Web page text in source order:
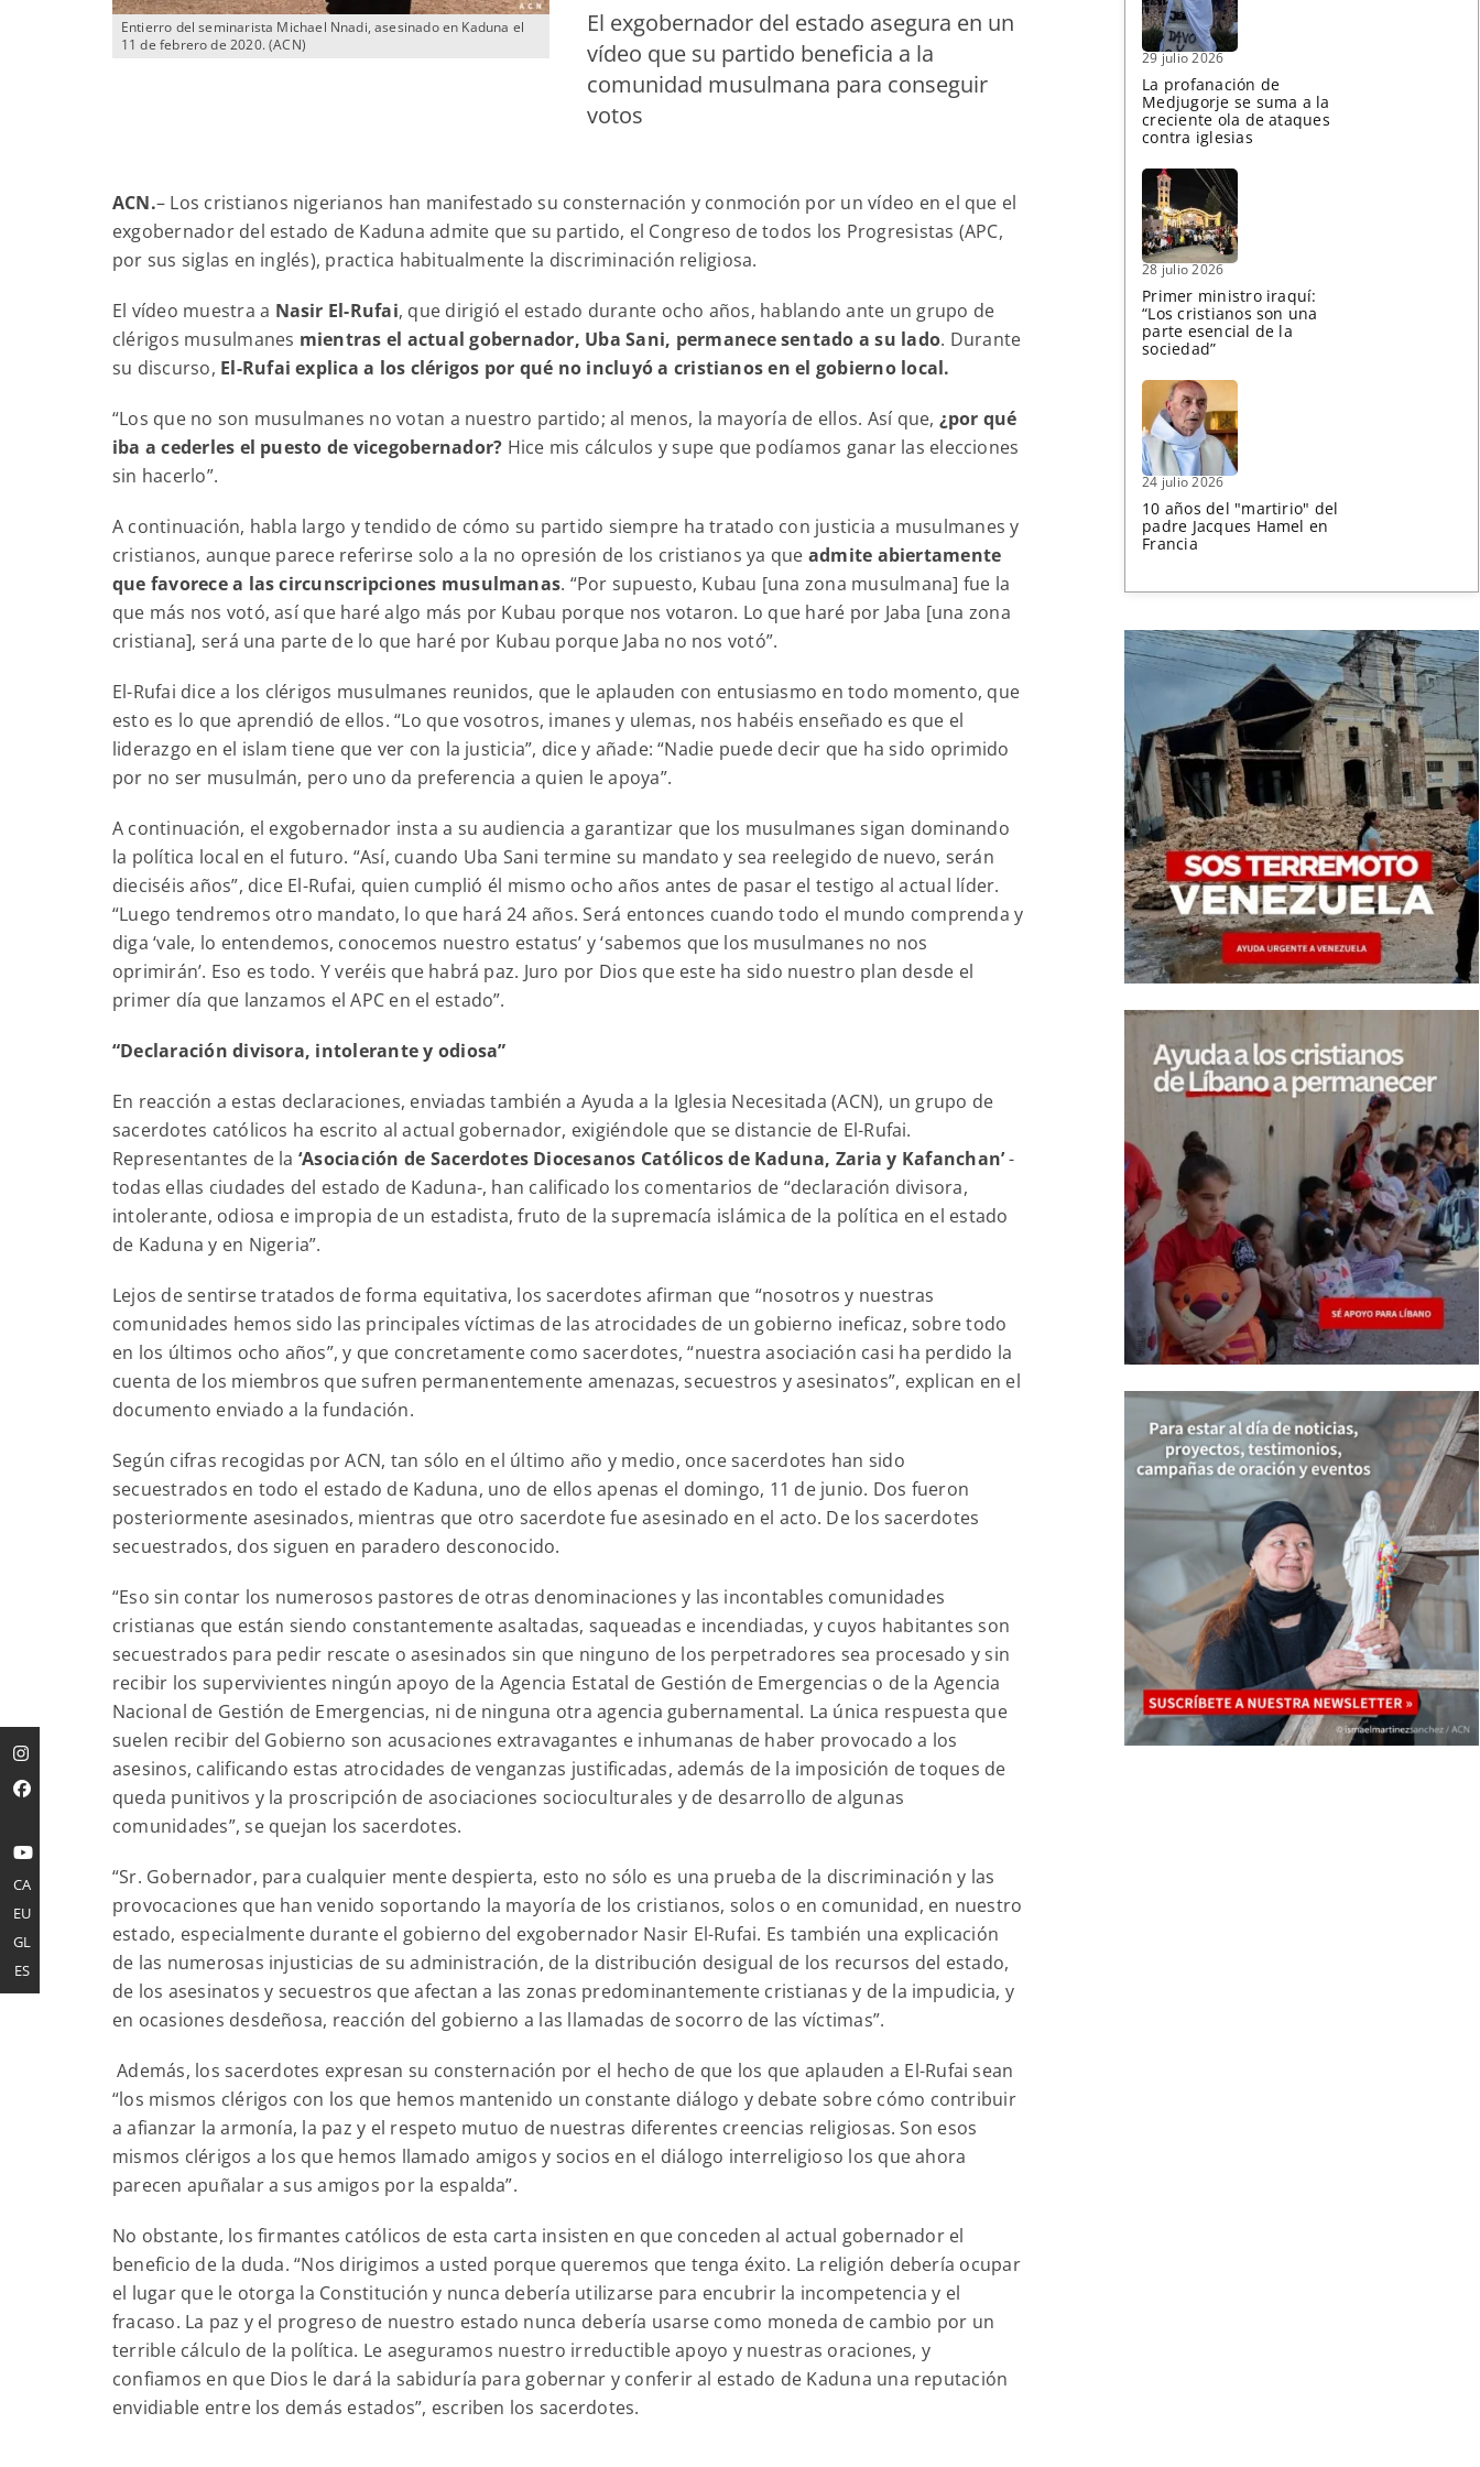
Entierro del seminarista Michael Nnadi, asesinado en Kaduna el
11 de febrero de 2020. (ACN)
El exgobernador del estado asegura en un
vídeo que su partido beneficia a la
comunidad musulmana para conseguir
votos
ACN.– Los cristianos nigerianos han manifestado su consternación y conmoción por un vídeo en el que el
exgobernador del estado de Kaduna admite que su partido, el Congreso de todos los Progresistas (APC,
por sus siglas en inglés), practica habitualmente la discriminación religiosa.
El vídeo muestra a Nasir El-Rufai, que dirigió el estado durante ocho años, hablando ante un grupo de
clérigos musulmanes mientras el actual gobernador, Uba Sani, permanece sentado a su lado. Durante
su discurso, El-Rufai explica a los clérigos por qué no incluyó a cristianos en el gobierno local.
“Los que no son musulmanes no votan a nuestro partido; al menos, la mayoría de ellos. Así que, ¿por qué
iba a cederles el puesto de vicegobernador? Hice mis cálculos y supe que podíamos ganar las elecciones
sin hacerlo”.
A continuación, habla largo y tendido de cómo su partido siempre ha tratado con justicia a musulmanes y
cristianos, aunque parece referirse solo a la no opresión de los cristianos ya que admite abiertamente
que favorece a las circunscripciones musulmanas. “Por supuesto, Kubau [una zona musulmana] fue la
que más nos votó, así que haré algo más por Kubau porque nos votaron. Lo que haré por Jaba [una zona
cristiana], será una parte de lo que haré por Kubau porque Jaba no nos votó”.
El-Rufai dice a los clérigos musulmanes reunidos, que le aplauden con entusiasmo en todo momento, que
esto es lo que aprendió de ellos. “Lo que vosotros, imanes y ulemas, nos habéis enseñado es que el
liderazgo en el islam tiene que ver con la justicia”, dice y añade: “Nadie puede decir que ha sido oprimido
por no ser musulmán, pero uno da preferencia a quien le apoya”.
A continuación, el exgobernador insta a su audiencia a garantizar que los musulmanes sigan dominando
la política local en el futuro. “Así, cuando Uba Sani termine su mandato y sea reelegido de nuevo, serán
dieciséis años”, dice El-Rufai, quien cumplió él mismo ocho años antes de pasar el testigo al actual líder.
“Luego tendremos otro mandato, lo que hará 24 años. Será entonces cuando todo el mundo comprenda y
diga ‘vale, lo entendemos, conocemos nuestro estatus’ y ‘sabemos que los musulmanes no nos
oprimirán’. Eso es todo. Y veréis que habrá paz. Juro por Dios que este ha sido nuestro plan desde el
primer día que lanzamos el APC en el estado”.
“Declaración divisora, intolerante y odiosa”
En reacción a estas declaraciones, enviadas también a Ayuda a la Iglesia Necesitada (ACN), un grupo de
sacerdotes católicos ha escrito al actual gobernador, exigiéndole que se distancie de El-Rufai.
Representantes de la ‘Asociación de Sacerdotes Diocesanos Católicos de Kaduna, Zaria y Kafanchan’-
todas ellas ciudades del estado de Kaduna-, han calificado los comentarios de “declaración divisora,
intolerante, odiosa e impropia de un estadista, fruto de la supremacía islámica de la política en el estado
de Kaduna y en Nigeria”.
Lejos de sentirse tratados de forma equitativa, los sacerdotes afirman que “nosotros y nuestras
comunidades hemos sido las principales víctimas de las atrocidades de un gobierno ineficaz, sobre todo
en los últimos ocho años”, y que concretamente como sacerdotes, “nuestra asociación casi ha perdido la
cuenta de los miembros que sufren permanentemente amenazas, secuestros y asesinatos”, explican en el
documento enviado a la fundación.
Según cifras recogidas por ACN, tan sólo en el último año y medio, once sacerdotes han sido
secuestrados en todo el estado de Kaduna, uno de ellos apenas el domingo, 11 de junio. Dos fueron
posteriormente asesinados, mientras que otro sacerdote fue asesinado en el acto. De los sacerdotes
secuestrados, dos siguen en paradero desconocido.
“Eso sin contar los numerosos pastores de otras denominaciones y las incontables comunidades
cristianas que están siendo constantemente asaltadas, saqueadas e incendiadas, y cuyos habitantes son
secuestrados para pedir rescate o asesinados sin que ninguno de los perpetradores sea procesado y sin
recibir los supervivientes ningún apoyo de la Agencia Estatal de Gestión de Emergencias o de la Agencia
Nacional de Gestión de Emergencias, ni de ninguna otra agencia gubernamental. La única respuesta que
suelen recibir del Gobierno son acusaciones extravagantes e inhumanas de haber provocado a los
asesinos, calificando estas atrocidades de venganzas justificadas, además de la imposición de toques de
queda punitivos y la proscripción de asociaciones socioculturales y de desarrollo de algunas
comunidades”, se quejan los sacerdotes.
“Sr. Gobernador, para cualquier mente despierta, esto no sólo es una prueba de la discriminación y las
provocaciones que han venido soportando la mayoría de los cristianos, solos o en comunidad, en nuestro
estado, especialmente durante el gobierno del exgobernador Nasir El-Rufai. Es también una explicación
de las numerosas injusticias de su administración, de la distribución desigual de los recursos del estado,
de los asesinatos y secuestros que afectan a las zonas predominantemente cristianas y de la impudicia, y
en ocasiones desdeñosa, reacción del gobierno a las llamadas de socorro de las víctimas”.
Además, los sacerdotes expresan su consternación por el hecho de que los que aplauden a El-Rufai sean
“los mismos clérigos con los que hemos mantenido un constante diálogo y debate sobre cómo contribuir
a afianzar la armonía, la paz y el respeto mutuo de nuestras diferentes creencias religiosas. Son esos
mismos clérigos a los que hemos llamado amigos y socios en el diálogo interreligioso los que ahora
parecen apuñalar a sus amigos por la espalda”.
No obstante, los firmantes católicos de esta carta insisten en que conceden al actual gobernador el
beneficio de la duda. “Nos dirigimos a usted porque queremos que tenga éxito. La religión debería ocupar
el lugar que le otorga la Constitución y nunca debería utilizarse para encubrir la incompetencia y el
fracaso. La paz y el progreso de nuestro estado nunca debería usarse como moneda de cambio por un
terrible cálculo de la política. Le aseguramos nuestro irreductible apoyo y nuestras oraciones, y
confiamos en que Dios le dará la sabiduría para gobernar y conferir al estado de Kaduna una reputación
envidiable entre los demás estados”, escriben los sacerdotes.
29 julio 2026
La profanación de
Medjugorje se suma a la
creciente ola de ataques
contra iglesias
28 julio 2026
Primer ministro iraquí:
“Los cristianos son una
parte esencial de la
sociedad”
24 julio 2026
10 años del "martirio" del
padre Jacques Hamel en
Francia
CA
EU
GL
ES